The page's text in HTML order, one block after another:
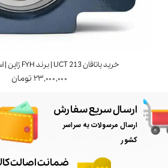
خرید یاتاقان UCT 213 | برند FYH ژاپن | استعلام قیمت
۲۳,۰۰۰,۰۰۰ تومان
ارسال سریع سفارش
ارسال مرسولات به سراسر
کشور
ضمانت اصالت